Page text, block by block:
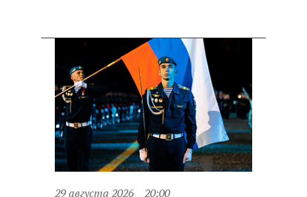
29 августа 2026 20:00